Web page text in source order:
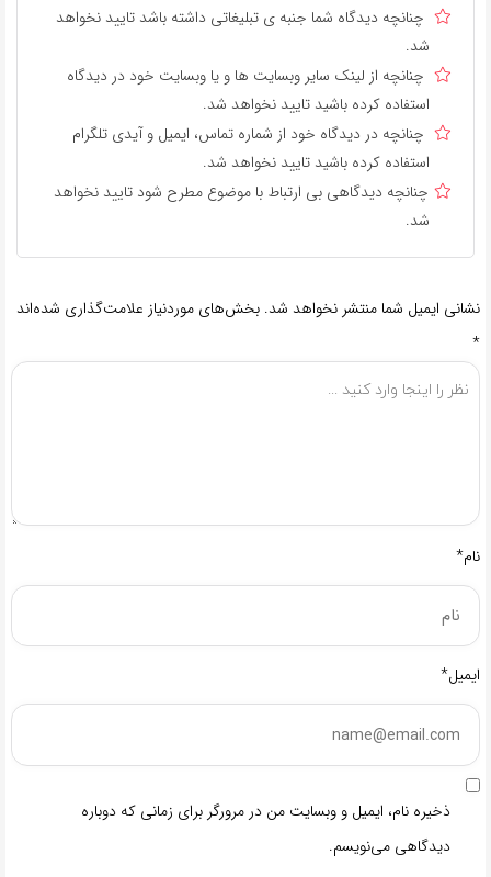
چنانچه دیدگاه شما جنبه ی تبلیغاتی داشته باشد تایید نخواهد
شد.
چنانچه از لینک سایر وبسایت ها و یا وبسایت خود در دیدگاه
استفاده کرده باشید تایید نخواهد شد.
چنانچه در دیدگاه خود از شماره تماس، ایمیل و آیدی تلگرام
استفاده کرده باشید تایید نخواهد شد.
چنانچه دیدگاهی بی ارتباط با موضوع مطرح شود تایید نخواهد
شد.
نشانی ایمیل شما منتشر نخواهد شد. بخش‌های موردنیاز علامت‌گذاری شده‌اند
*
نام*
ایمیل*
ذخیره نام، ایمیل و وبسایت من در مرورگر برای زمانی که دوباره
دیدگاهی می‌نویسم.